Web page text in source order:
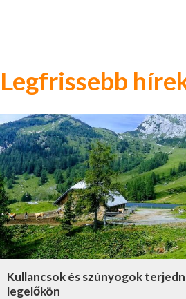
Legfrissebb
Kullancsok és szúnyogok
legelőkön